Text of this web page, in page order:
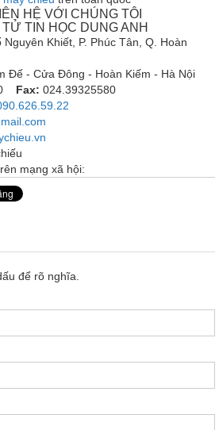
HỆ VỚI CHÚNG TÔI
TIN HỌC DUNG ANH
Khiết, P. Phúc Tân, Q. Hoàn
Đế - Cửa Đông - Hoàn Kiếm - Hà Nội
Fax: 024.39325580
mạng xã hội:
để rõ nghĩa.